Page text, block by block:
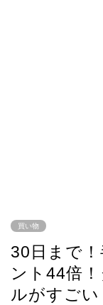
買い物
30日まで
ント44倍
ルがすごい